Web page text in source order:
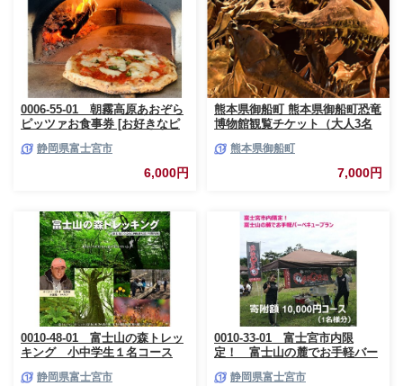
0006-55-01 朝霧高原あおぞら
ピッツァお食事券 [お好きなピ
静岡県富士宮市
6,000円
熊本県御船町 熊本県御船町恐竜
博物館観覧チケット（大人3名
日祝除く)》 熊本県御船町恐竜
熊本県御船町
7,000円
0010-48-01 富士山の森トレッ
キング 小中学生１名コース
静岡県富士宮市
0010-33-01 富士宮市内限
定！ 富士山の麓でお手軽バー
（BBQ1人前）
静岡県富士宮市